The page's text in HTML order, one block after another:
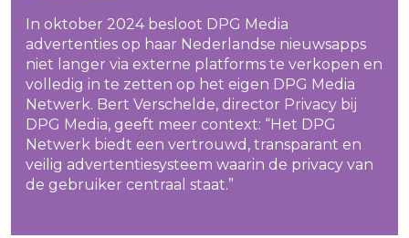
In oktober 2024 besloot DPG Media
advertenties op haar Nederlandse nieuwsapps
niet langer via externe platforms te verkopen en
volledig in te zetten op het eigen DPG Media
Netwerk. Bert Verschelde, director Privacy bij
DPG Media, geeft meer context: “Het DPG
Netwerk biedt een vertrouwd, transparant en
veilig advertentiesysteem waarin de privacy van
de gebruiker centraal staat.”